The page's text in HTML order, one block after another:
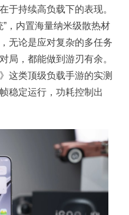
于持续高负载下的表现。
，内置海量纳米级散热材
无论是应对复杂的多任务
局，都能做到游刃有余。
这类顶级负载手游的实测
稳定运行，功耗控制出